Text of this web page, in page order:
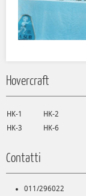
Hovercraft
HK-1
HK-3
HK-2
HK-6
Contatti
011/296022